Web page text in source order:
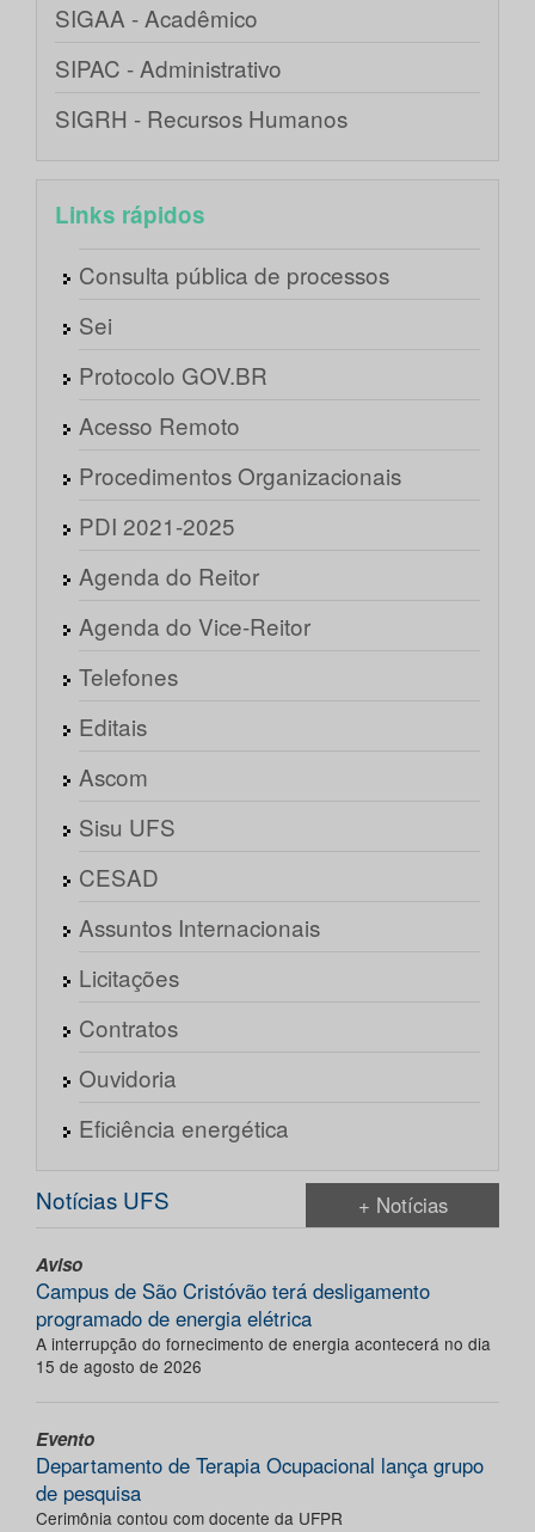
SIGAA - Acadêmico
SIPAC - Administrativo
SIGRH - Recursos Humanos
Links rápidos
Consulta pública de processos
Sei
Protocolo GOV.BR
Acesso Remoto
Procedimentos Organizacionais
PDI 2021-2025
Agenda do Reitor
Agenda do Vice-Reitor
Telefones
Editais
Ascom
Sisu UFS
CESAD
Assuntos Internacionais
Licitações
Contratos
Ouvidoria
Eficiência energética
Notícias UFS + Notícias
Aviso
Campus de São Cristóvão terá desligamento
programado de energia elétrica
A interrupção do fornecimento de energia acontecerá no dia
15 de agosto de 2026
Evento
Departamento de Terapia Ocupacional lança grupo
de pesquisa
Cerimônia contou com docente da UFPR